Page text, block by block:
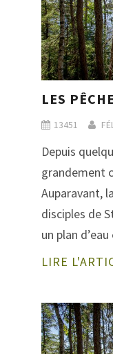
LES
13451
Depuis
grandement
Auparavant,
disciples de
un plan
LIRE